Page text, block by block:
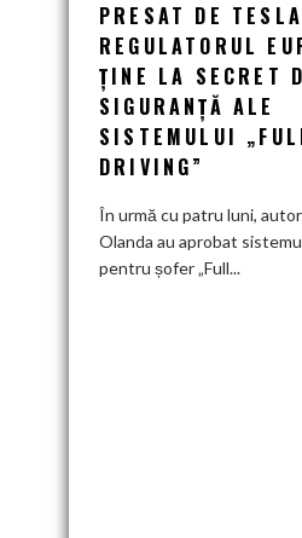
Presat
de
Tesla,
ține
datele
de
PRESAT DE
REGULATORUL
ȚINE LA SECRET
SIGURANȚĂ ALE
SISTEMULUI
DRIVING”
În urmă cu patru luni,
Olanda au aprobat
pentru șofer „Full...